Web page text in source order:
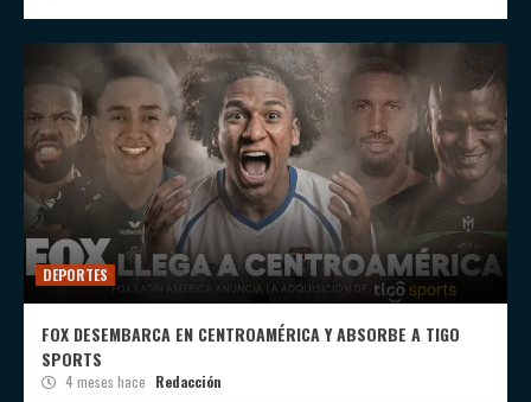
DEPORTES
FOX DESEMBARCA EN CENTROAMÉRICA Y ABSORBE A TIGO
SPORTS
4 meses hace Redacción